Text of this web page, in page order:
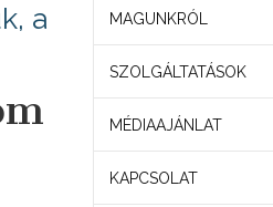
a
MAGUNKRÓL
SZOLGÁLTATÁSOK
MÉDIAAJÁNLAT
KAPCSOLAT